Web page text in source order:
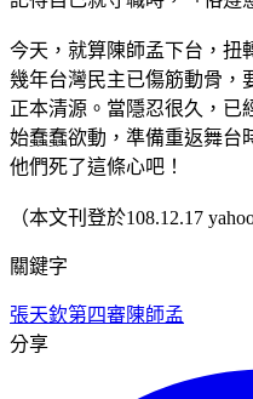
今天，就算陳師孟下台，扭
幾年台灣民主已傷筋動骨，
正本清源。當隱忍很久，已
始蠢蠢欲動，準備重返舞台
他們死了這條心吧！
（本文刊登於108.12.17
關鍵字
張天欽第四審 陳師孟
分享